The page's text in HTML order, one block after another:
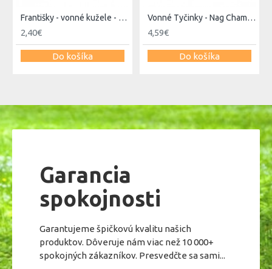
Františky - vonné kužele - Nag champa super hit
2,40€
Do košíka
Vonné Tyčinky - Nag Champa Super Hit 40g - Satya
4,59€
Do košíka
Garancia
spokojnosti
Garantujeme špičkovú kvalitu našich
produktov. Dôveruje nám viac než 10 000+
spokojných zákazníkov. Presvedčte sa sami...